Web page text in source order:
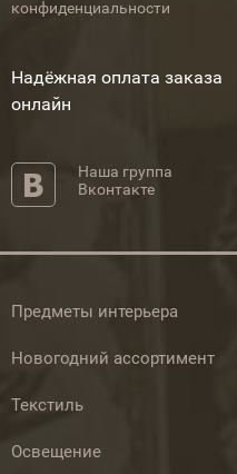
конфиденциальности
Надёжная оплата заказа
онлайн
Наша группа
Вконтакте
Предметы интерьера
Новогодний ассортимент
Текстиль
Освещение